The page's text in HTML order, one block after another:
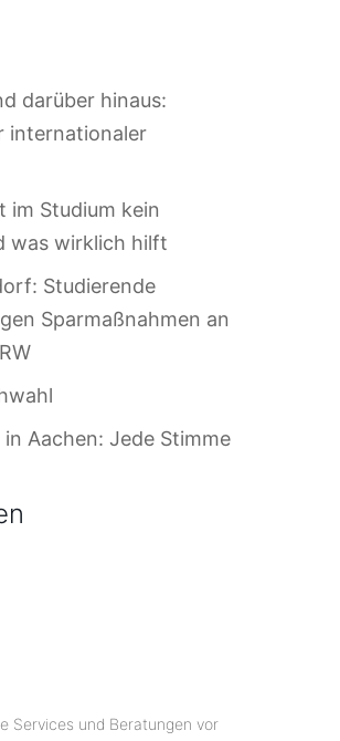
darüber hinaus:
internationaler
im Studium kein
was wirklich hilft
Studierende
Sparmaßnahmen an
Aachen: Jede Stimme
Services und Beratungen vor